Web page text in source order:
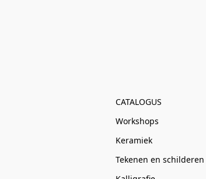
CATALOGUS
Workshops
Keramiek
Tekenen en schilderen